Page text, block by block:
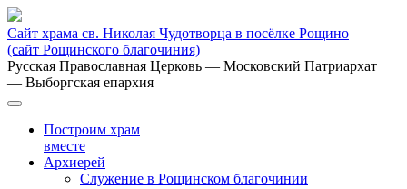
Сайт храма св. Николая Чудотворца в посёлке Рощино
(сайт Рощинского благочиния)
Русская Православная Церковь — Московский Патриархат
— Выборгская епархия
Построим храм
вместе
Архиерей
Служение в Рощинском благочинии